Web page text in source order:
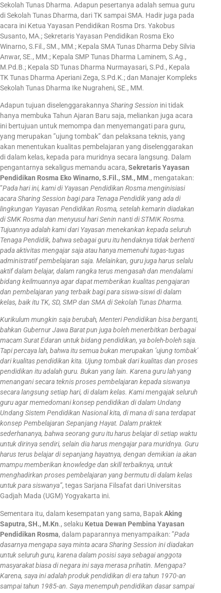
Sekolah Tunas Dharma. Adapun pesertanya adalah semua guru
di Sekolah Tunas Dharma, dari TK sampai SMA. Hadir juga pada
acara ini Ketua Yayasan Pendidikan Rosma Drs. Yakobus
Susanto, MA.; Sekretaris Yayasan Pendidikan Rosma Eko
Winarno, S.Fil., SM., MM.; Kepala SMA Tunas Dharma Deby Silvia
Anwar, SE., MM.; Kepala SMP Tunas Dharma Laminem, S.Ag.,
M.Pd.B.; Kepala SD Tunas Dharma Nurmayasari, S.Pd., Kepala
TK Tunas Dharma Aperiani Zega, S.Pd.K.; dan Manajer Kompleks
Sekolah Tunas Dharma Ike Nugraheni, SE., MM.
Adapun tujuan diselenggarakannya Sharing Session ini tidak
hanya membuka Tahun Ajaran Baru saja, meliankan juga acara
ini bertujuan untuk memompa dan menyemangati para guru,
yang merupakan ”ujung tombak” dan pelaksana teknis, yang
akan menentukan kualitas pembelajaran yang diselenggarakan
di dalam kelas, kepada para muridnya secara langsung. Dalam
pengantarnya sekaligus memandu acara, Sekretaris Yayasan
Pendidikan Rosma Eko Winarno, S.Fil., SM., MM., mengatakan:
”Pada hari ini, kami di Yayasan Pendidikan Rosma menginisiasi
acara Sharing Session bagi para Tenaga Pendidik yang ada di
lingkungan Yayasan Pendidikan Rosma, setelah kemarin diadakan
di SMK Rosma dan menyusul hari Senin nanti di STMIK Rosma.
Tujuannya adalah kami dari Yayasan menekankan kepada seluruh
Tenaga Pendidik, bahwa sebagai guru itu hendaknya tidak berhenti
pada aktivitas mengajar saja atau hanya memenuhi tugas-tugas
administratif pembelajaran saja. Melainkan, guru juga harus selalu
aktif dalam belajar, dalam rangka terus mengasah dan mendalami
bidang keilmuannya agar dapat memberikan kualitas pengajaran
dan pembelajaran yang terbaik bagi para siswa-siswi di dalam
kelas, baik itu TK, SD, SMP dan SMA di Sekolah Tunas Dharma.
Kurikulum mungkin saja berubah, Menteri Pendidikan bisa berganti,
bahkan Gubernur Jawa Barat pun juga boleh menerbitkan berbagai
macam Surat Edaran untuk bidang pendidikan, ya boleh-boleh saja.
Tapi percaya lah, bahwa itu semua bukan merupakan ’ujung tombak’
dari kualitas pendidikan kita. Ujung tombak dari kualitas dan proses
pendidikan itu adalah guru. Bukan yang lain. Karena guru lah yang
menangani secara teknis proses pembelajaran kepada siswanya
secara langsung setiap hari, di dalam kelas. Kami mengajak seluruh
guru agar memedomani konsep pendidikan di dalam Undang
Undang Sistem Pendidikan Nasional kita, di mana di sana terdapat
konsep Pembelajaran Sepanjang Hayat. Dalam praktek
sederhananya, bahwa seorang guru itu harus belajar di setiap waktu
untuk dirinya sendiri, selain dia harus mengajar para muridnya. Guru
harus terus belajar di sepanjang hayatnya, dengan demikian ia akan
mampu memberikan knowledge dan skill terbaiknya, untuk
menghadirkan proses pembelajaran yang bermutu di dalam kelas
untuk para siswanya”, tegas Sarjana Filsafat dari Universitas
Gadjah Mada (UGM) Yogyakarta ini.
Sementara itu, dalam kesempatan yang sama, BapakAking
Saputra, SH., M.Kn., selaku Ketua Dewan Pembina Yayasan
Pendidikan Rosma, dalam paparannya menyampaikan: ”Pada
dasarnya mengapa saya minta acara Sharing Session ini diadakan
untuk seluruh guru, karena dalam posisi saya sebagai anggota
masyarakat biasa di negara ini saya merasa prihatin. Mengapa?
Karena, saya ini adalah produk pendidikan di era tahun 1970-an
sampai tahun 1985-an. Saya menempuh pendidikan dasar sampai